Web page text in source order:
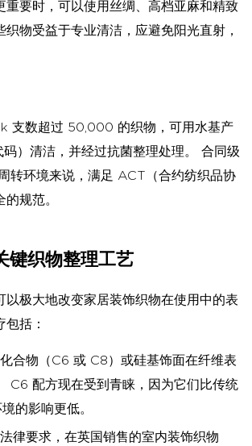
重要时，可以使用丝绸、高档亚麻和精致
织物受益于专业清洁，应避免阳光直射，
支数超过 50,000 的织物，可用水基产
）清洁，并经过抗菌整理处理。 合同级
转环境来说，满足 ACT（合约纺织品协
规范。
键织物整理工艺
以极大地改变家居装饰织物在使用中的表
括：
合物（C6 或 C8）或硅基饰面在纤维表
C6 配方现在受到青睐，因为它们比传统
的影响更低。
律要求，在英国销售的室内装饰织物